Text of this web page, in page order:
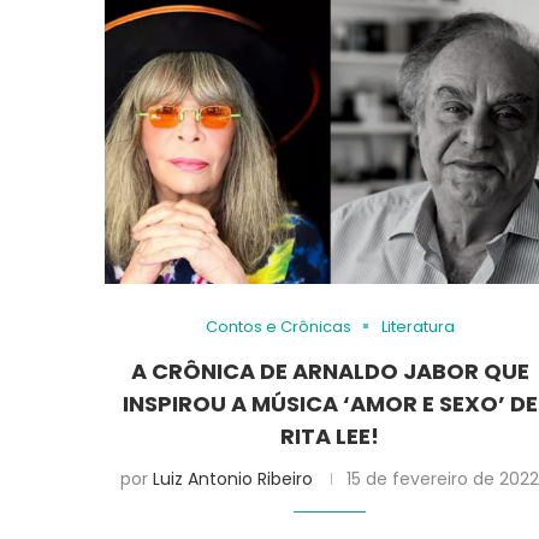
Contos e Crônicas Literatura
A CRÔNICA DE ARNALDO JABOR QUE
INSPIROU A MÚSICA ‘AMOR E SEXO’ DE
RITA LEE!
porLuiz Antonio Ribeiro 15 de fevereiro de 2022